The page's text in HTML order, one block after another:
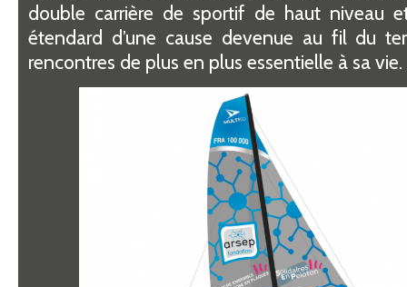
double carrière de sportif de haut niveau
étendard d’une cause devenue au fil du
rencontres de plus en plus essentielle à sa vie.